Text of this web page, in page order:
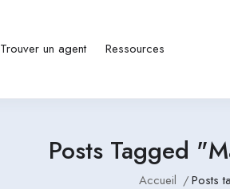
Trouver un agent Ressources
Posts Tagged
Accueil Posts